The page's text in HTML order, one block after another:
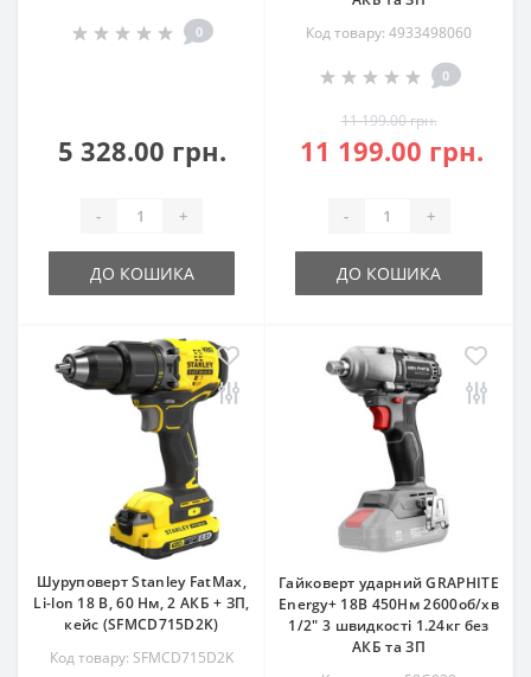
0
5 328.00 грн.
- +
ДО КОШИКА
Код товару: 4933498060
0
11 199.00 грн.
11 199.00 грн.
- +
ДО КОШИКА
Шуруповерт Stanley FatMax,
Li-lon 18 В, 60 Нм, 2 АКБ + ЗП,
кейс (SFMCD715D2K)
Код товару: SFMCD715D2K
Гайковерт ударний GRAPHITE
Energy+ 18В 450Нм 2600об/хв
1/2" 3 швидкості 1.24кг без
АКБ та ЗП